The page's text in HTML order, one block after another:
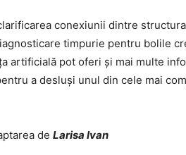
conexiunii dintre
timpurie pentru bolile
artificială pot oferi și mai multe
a desluși unul din cele mai
de Larisa Ivan